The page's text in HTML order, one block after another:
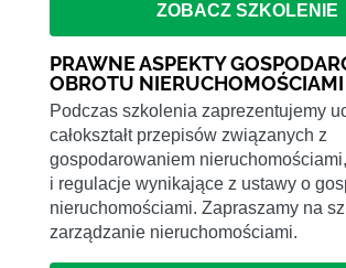
ZOBACZ SZKOLENIE
PRAWNE ASPEKTY
OBROTU NIERUCHOMOŚCIAMI
Podczas szkolenia zaprezentujemy
całokształt przepisów związanych z
gospodarowaniem
i regulacje wynikające z ustawy o
nieruchomościami. Zapraszamy na
zarządzanie nieruchomościami.